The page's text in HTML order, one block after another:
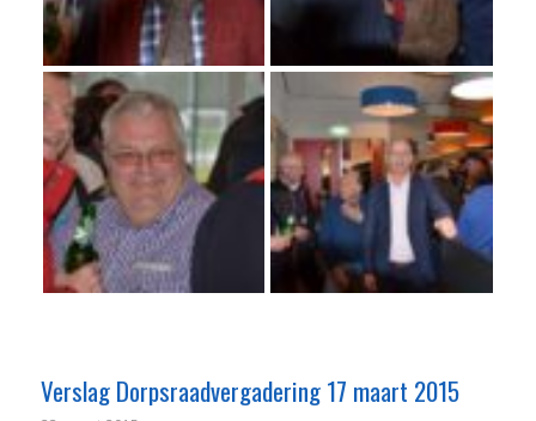
Verslag Dorpsraadvergadering 17 maart 2015